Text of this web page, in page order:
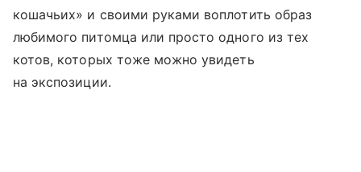
кошачьих» и своими руками воплотить образ
любимого питомца или просто одного из тех
котов, которых тоже можно увидеть
на экспозиции.